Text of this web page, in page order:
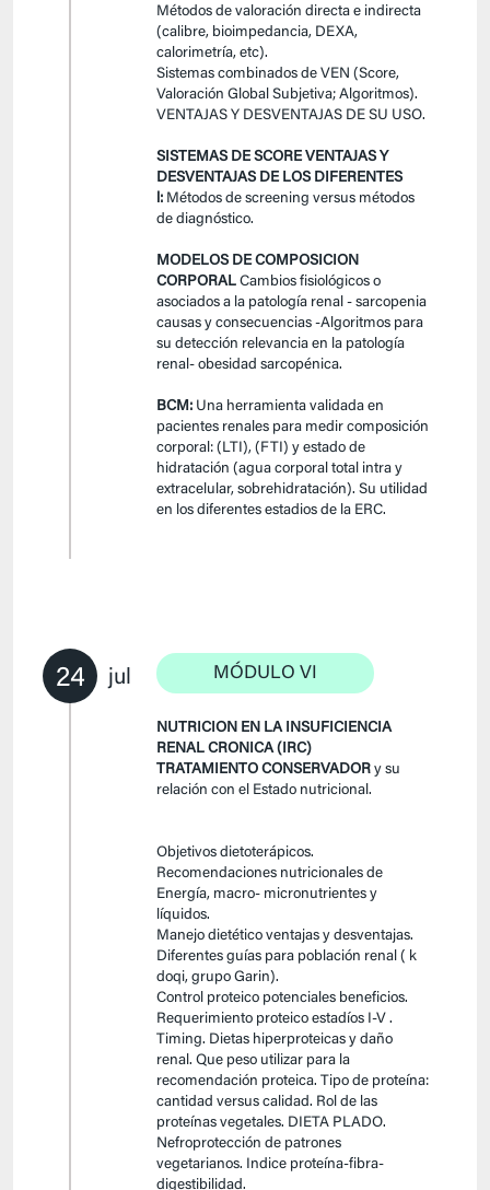
Métodos de valoración directa e indirecta
(calibre, bioimpedancia, DEXA,
calorimetría, etc).
Sistemas combinados de VEN (Score,
Valoración Global Subjetiva; Algoritmos).
VENTAJAS Y DESVENTAJAS DE SU USO.
SISTEMAS DE SCORE VENTAJAS Y
DESVENTAJAS DE LOS DIFERENTES
l: Métodos de screening versus métodos
de diagnóstico.
MODELOS DE COMPOSICION
CORPORAL Cambios fisiológicos o
asociados a la patología renal - sarcopenia
causas y consecuencias -Algoritmos para
su detección relevancia en la patología
renal- obesidad sarcopénica.
BCM: Una herramienta validada en
pacientes renales para medir composición
corporal: (LTI), (FTI) y estado de
hidratación (agua corporal total intra y
extracelular, sobrehidratación). Su utilidad
en los diferentes estadios de la ERC.
24 jul MÓDULO VI
NUTRICION EN LA INSUFICIENCIA
RENAL CRONICA (IRC)
TRATAMIENTO CONSERVADOR y su
relación con el Estado nutricional.
Objetivos dietoterápicos.
Recomendaciones nutricionales de
Energía, macro- micronutrientes y
líquidos.
Manejo dietético ventajas y desventajas.
Diferentes guías para población renal ( k
doqi, grupo Garin).
Control proteico potenciales beneficios.
Requerimiento proteico estadíos I-V .
Timing. Dietas hiperproteicas y daño
renal. Que peso utilizar para la
recomendación proteica. Tipo de proteína:
cantidad versus calidad. Rol de las
proteínas vegetales. DIETA PLADO.
Nefroprotección de patrones
vegetarianos. Indice proteína-fibra-
digestibilidad.